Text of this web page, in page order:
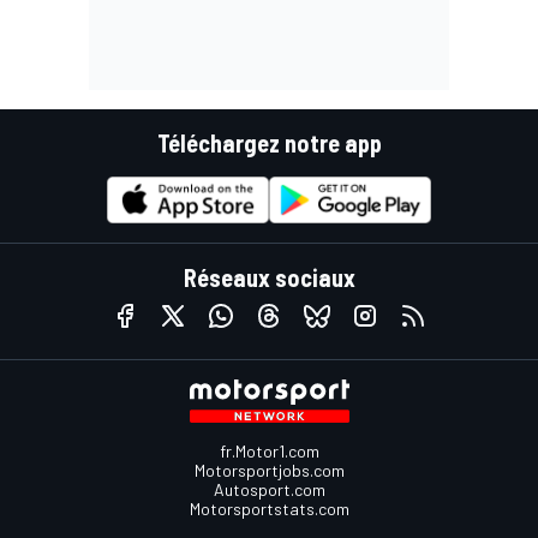
Téléchargez notre app
Réseaux sociaux
fr.Motor1.com
Motorsportjobs.com
Autosport.com
Motorsportstats.com